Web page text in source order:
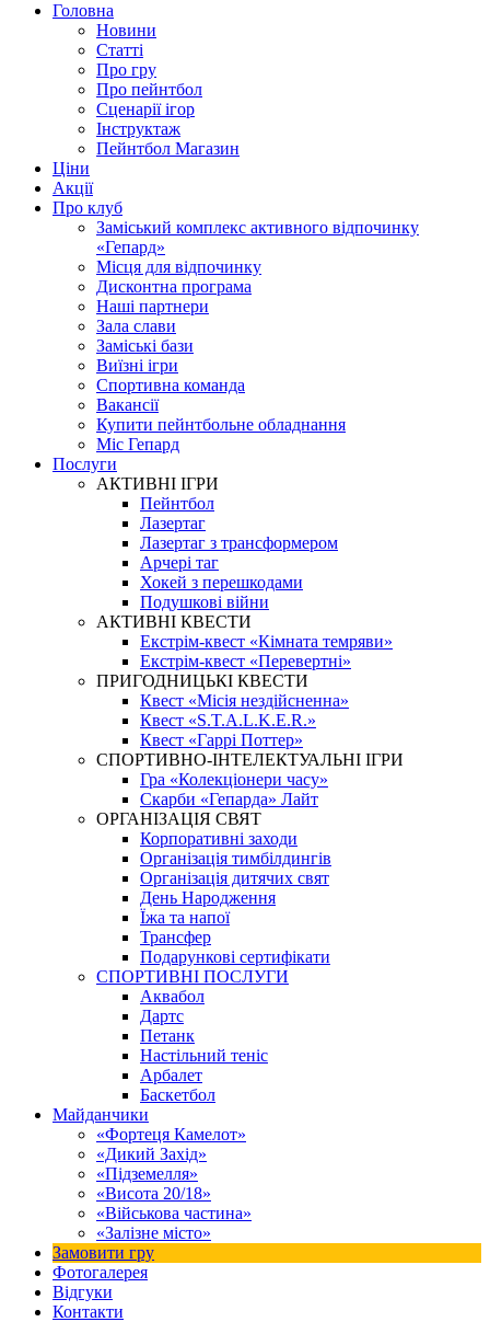
Головна
Новини
Статті
Про гру
Про пейнтбол
Сценарії ігор
Інструктаж
Пейнтбол Магазин
Ціни
Акції
Про клуб
Заміський комплекс активного відпочинку
«Гепард»
Місця для відпочинку
Дисконтна програма
Наші партнери
Зала слави
Заміські бази
Виїзні ігри
Спортивна команда
Вакансії
Купити пейнтбольне обладнання
Міс Гепард
Послуги
АКТИВНІ ІГРИ
Пейнтбол
Лазертаг
Лазертаг з трансформером
Арчері таг
Хокей з перешкодами
Подушкові війни
АКТИВНІ КВЕСТИ
Екстрім-квест «Кімната темряви»
Екстрім-квест «Перевертні»
ПРИГОДНИЦЬКІ КВЕСТИ
Квест «Місія нездійсненна»
Квест «S.T.A.L.K.E.R.»
Квест «Гаррі Поттер»
СПОРТИВНО-ІНТЕЛЕКТУАЛЬНІ ІГРИ
Гра «Колекціонери часу»
Скарби «Гепарда» Лайт
ОРГАНІЗАЦІЯ СВЯТ
Корпоративні заходи
Організація тимбілдингів
Організація дитячих свят
День Народження
Їжа та напої
Трансфер
Подарункові сертифікати
СПОРТИВНІ ПОСЛУГИ
Аквабол
Дартс
Петанк
Настільний теніс
Арбалет
Баскетбол
Майданчики
«Фортеця Камелот»
«Дикий Захід»
«Підземелля»
«Висота 20/18»
«Військова частина»
«Залізне місто»
Замовити гру
Фотогалерея
Відгуки
Контакти